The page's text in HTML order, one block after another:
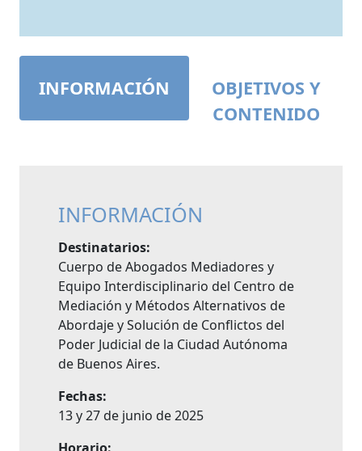
INFORMACIÓN
OBJETIVOS Y
CONTENIDO
INFORMACIÓN
Destinatarios:
Cuerpo de Abogados Mediadores y
Equipo Interdisciplinario del Centro de
Mediación y Métodos Alternativos de
Abordaje y Solución de Conflictos del
Poder Judicial de la Ciudad Autónoma
de Buenos Aires.
Fechas:
13 y 27 de junio de 2025